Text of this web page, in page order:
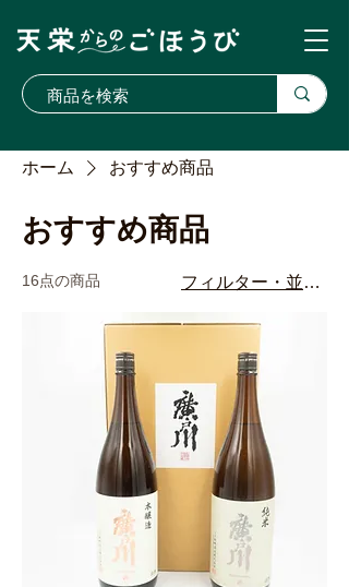
ホーム おすすめ商品
おすすめ商品
16点の商品 フィルター・並び替え